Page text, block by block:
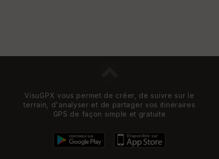
VisuGPX vous permet de créer, de suivre sur le
terrain, d'analyser et de partager vos itinéraires
GPS de façon simple et gratuite